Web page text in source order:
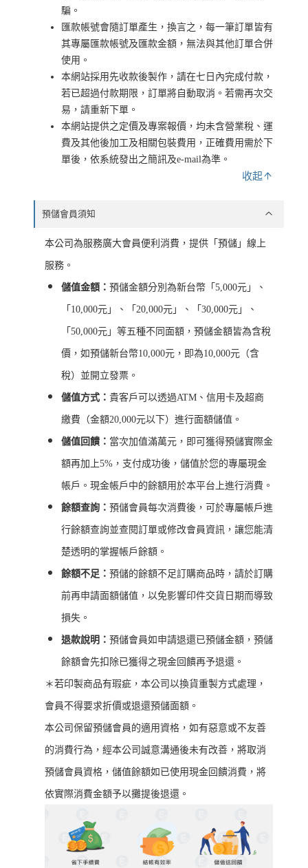
騙。
匯款帳號會隨訂單產生，換言之，每一筆訂單皆有
其專屬匯款帳號及匯款金額，無法與其他訂單合併
使用。
本網站採用先收款後製作，請在七日內完成付款，
若已超過付款期限，訂單將自動取消。若需再次交
易，請重新下單。
本網站提供之定價及專案報價，均未含營業稅、運
費及其他後加工及相關包裝費用，正確費用需於下
單後，依系統發出之簡訊及e-mail為準。
收起
預儲會員須知
本公司為服務廣大會員便利消費，提供「預儲」線上
服務。
儲值金額： 預儲金額分別為新台幣「5,000元」、
「10,000元」、「20,000元」、「30,000元」、
「50,000元」等五種不同面額，預儲金額皆為含稅
價，如預儲新台幣10,000元，即為10,000元（含
稅）並開立發票。
儲值方式： 貴客戶可以透過ATM、信用卡及超商
繳費（金額20,000元以下）進行面額儲值。
儲值回饋： 當次加值滿萬元，即可獲得預儲實際金
額再加上5%，支付成功後，儲值於您的專屬現金
帳戶。現金帳戶中的餘額用於本平台上進行消費。
餘額查詢： 預儲會員每次消費後，可於專屬帳戶進
行餘額查詢並查閱訂單或修改會員資訊，讓您能清
楚透明的掌握帳戶餘額。
餘額不足： 預儲的餘額不足訂購商品時，請於訂購
前再申請面額儲值，以免影響印件交貨日期而導致
損失。
退款說明： 預儲會員如申請退還已預儲金額，預儲
餘額會先扣除已獲得之現金回饋再予退還。
＊若印製商品有瑕疵，本公司以換貨重製方式處理，
會員不得要求折價或退還預儲面額。
本公司保留預儲會員的適用資格，如有惡意或不友善
的消費行為，經本公司誠意溝通後未有改善，將取消
預儲會員資格，儲值餘額如已使用現金回饋消費，將
依實際消費金額予以攤提後退還。